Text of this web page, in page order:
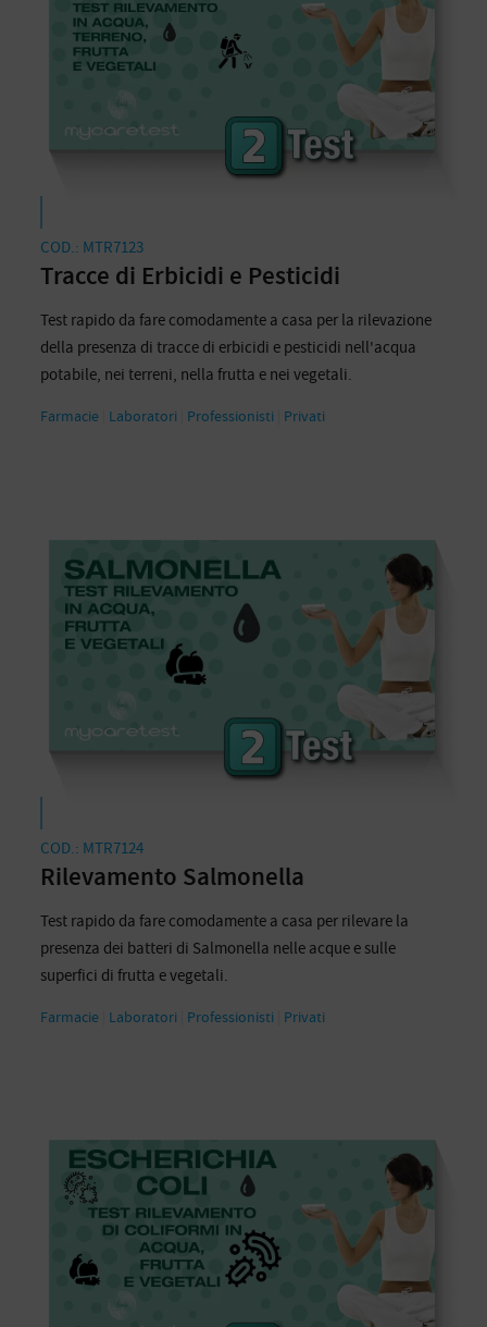
COD.: MTR7123
Tracce di Erbicidi e Pesticidi
Test rapido da fare comodamente a casa per la rilevazione
della presenza di tracce di erbicidi e pesticidi nell'acqua
potabile, nei terreni, nella frutta e nei vegetali.
Farmacie Laboratori Professionisti Privati
COD.: MTR7124
Rilevamento Salmonella
Test rapido da fare comodamente a casa per rilevare la
presenza dei batteri di Salmonella nelle acque e sulle
superfici di frutta e vegetali.
Farmacie Laboratori Professionisti Privati